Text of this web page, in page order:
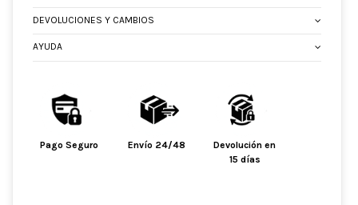
DEVOLUCIONES Y CAMBIOS
AYUDA
Pago Seguro Envío 24/48
Devolución en
15 días